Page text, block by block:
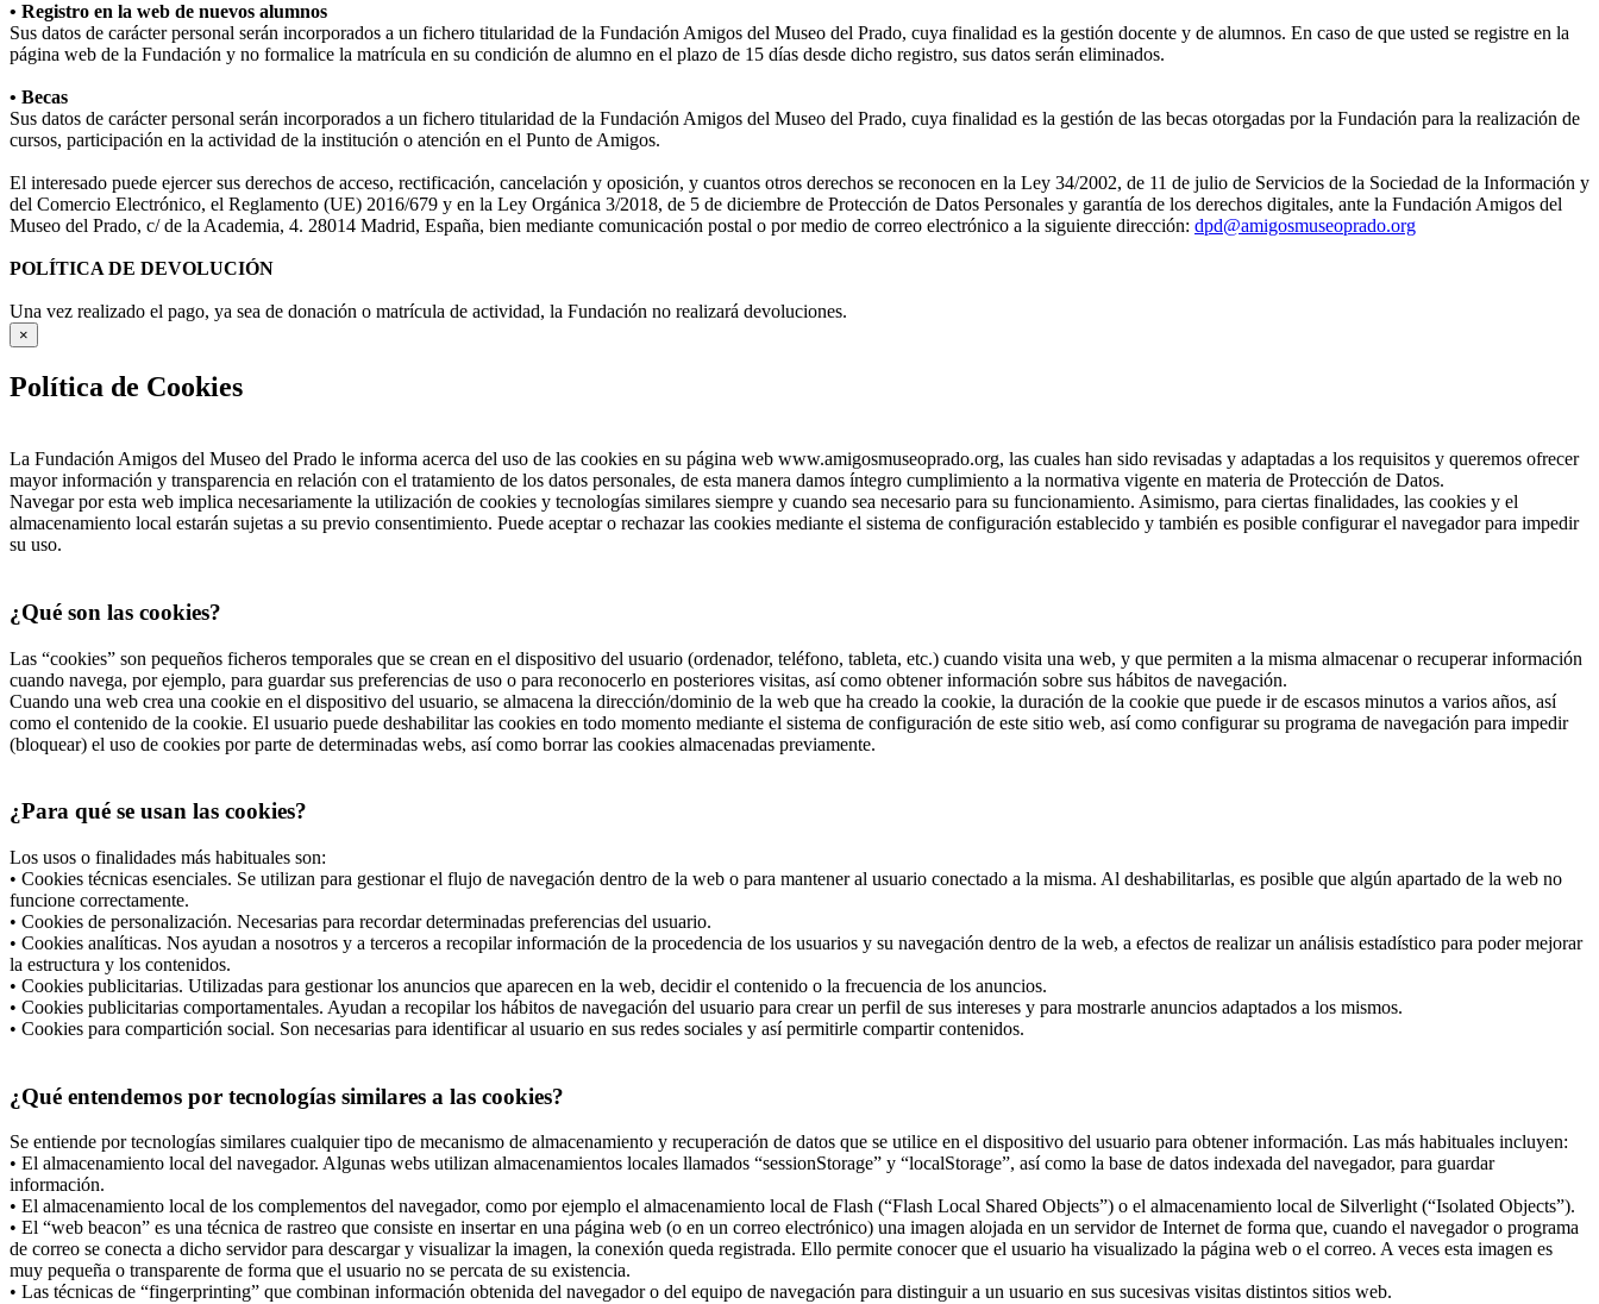
• Registro en la web de nuevos alumnos
Sus datos de carácter personal serán incorporados a un fichero titularidad de la Fundación Amigos del Museo del Prado, cuya finalidad es la gestión docente y de alumnos. En caso de que usted se registre en la
página web de la Fundación y no formalice la matrícula en su condición de alumno en el plazo de 15 días desde dicho registro, sus datos serán eliminados.
• Becas
Sus datos de carácter personal serán incorporados a un fichero titularidad de la Fundación Amigos del Museo del Prado, cuya finalidad es la gestión de las becas otorgadas por la Fundación para la realización de
cursos, participación en la actividad de la institución o atención en el Punto de Amigos.
El interesado puede ejercer sus derechos de acceso, rectificación, cancelación y oposición, y cuantos otros derechos se reconocen en la Ley 34/2002, de 11 de julio de Servicios de la Sociedad de la Información y
del Comercio Electrónico, el Reglamento (UE) 2016/679 y en la Ley Orgánica 3/2018, de 5 de diciembre de Protección de Datos Personales y garantía de los derechos digitales, ante la Fundación Amigos del
Museo del Prado, c/ de la Academia, 4. 28014 Madrid, España, bien mediante comunicación postal o por medio de correo electrónico a la siguiente dirección: dpd@amigosmuseoprado.org
POLÍTICA DE DEVOLUCIÓN
Una vez realizado el pago, ya sea de donación o matrícula de actividad, la Fundación no realizará devoluciones.
×
Política de Cookies
La Fundación Amigos del Museo del Prado le informa acerca del uso de las cookies en su página web www.amigosmuseoprado.org, las cuales han sido revisadas y adaptadas a los requisitos y queremos ofrecer
mayor información y transparencia en relación con el tratamiento de los datos personales, de esta manera damos íntegro cumplimiento a la normativa vigente en materia de Protección de Datos.
Navegar por esta web implica necesariamente la utilización de cookies y tecnologías similares siempre y cuando sea necesario para su funcionamiento. Asimismo, para ciertas finalidades, las cookies y el
almacenamiento local estarán sujetas a su previo consentimiento. Puede aceptar o rechazar las cookies mediante el sistema de configuración establecido y también es posible configurar el navegador para impedir
su uso.
¿Qué son las cookies?
Las “cookies” son pequeños ficheros temporales que se crean en el dispositivo del usuario (ordenador, teléfono, tableta, etc.) cuando visita una web, y que permiten a la misma almacenar o recuperar información
cuando navega, por ejemplo, para guardar sus preferencias de uso o para reconocerlo en posteriores visitas, así como obtener información sobre sus hábitos de navegación.
Cuando una web crea una cookie en el dispositivo del usuario, se almacena la dirección/dominio de la web que ha creado la cookie, la duración de la cookie que puede ir de escasos minutos a varios años, así
como el contenido de la cookie. El usuario puede deshabilitar las cookies en todo momento mediante el sistema de configuración de este sitio web, así como configurar su programa de navegación para impedir
(bloquear) el uso de cookies por parte de determinadas webs, así como borrar las cookies almacenadas previamente.
¿Para qué se usan las cookies?
Los usos o finalidades más habituales son:
• Cookies técnicas esenciales. Se utilizan para gestionar el flujo de navegación dentro de la web o para mantener al usuario conectado a la misma. Al deshabilitarlas, es posible que algún apartado de la web no
funcione correctamente.
• Cookies de personalización. Necesarias para recordar determinadas preferencias del usuario.
• Cookies analíticas. Nos ayudan a nosotros y a terceros a recopilar información de la procedencia de los usuarios y su navegación dentro de la web, a efectos de realizar un análisis estadístico para poder mejorar
la estructura y los contenidos.
• Cookies publicitarias. Utilizadas para gestionar los anuncios que aparecen en la web, decidir el contenido o la frecuencia de los anuncios.
• Cookies publicitarias comportamentales. Ayudan a recopilar los hábitos de navegación del usuario para crear un perfil de sus intereses y para mostrarle anuncios adaptados a los mismos.
• Cookies para compartición social. Son necesarias para identificar al usuario en sus redes sociales y así permitirle compartir contenidos.
¿Qué entendemos por tecnologías similares a las cookies?
Se entiende por tecnologías similares cualquier tipo de mecanismo de almacenamiento y recuperación de datos que se utilice en el dispositivo del usuario para obtener información. Las más habituales incluyen:
• El almacenamiento local del navegador. Algunas webs utilizan almacenamientos locales llamados “sessionStorage” y “localStorage”, así como la base de datos indexada del navegador, para guardar
información.
• El almacenamiento local de los complementos del navegador, como por ejemplo el almacenamiento local de Flash (“Flash Local Shared Objects”) o el almacenamiento local de Silverlight (“Isolated Objects”).
• El “web beacon” es una técnica de rastreo que consiste en insertar en una página web (o en un correo electrónico) una imagen alojada en un servidor de Internet de forma que, cuando el navegador o programa
de correo se conecta a dicho servidor para descargar y visualizar la imagen, la conexión queda registrada. Ello permite conocer que el usuario ha visualizado la página web o el correo. A veces esta imagen es
muy pequeña o transparente de forma que el usuario no se percata de su existencia.
• Las técnicas de “fingerprinting” que combinan información obtenida del navegador o del equipo de navegación para distinguir a un usuario en sus sucesivas visitas distintos sitios web.